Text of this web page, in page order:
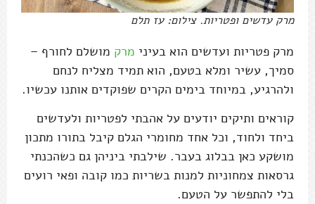
מרק עדשים ופטריות. צילום: עז תלם
מרק פטריות ועדשים הוא בעיני מרק מושלם לחורף –
סמיך, עשיר ומלא בטעם, הוא תמיד מצליח לנחם
ולהרגיע, במיוחד בימים הקרים שפוקדים אותנו עכשיו.
קוראים ותיקים יודעים על אהבתי לפטריות ולעדשים
ביחד ולחוד, וכל אחד מחומרי הגלם קיבל בתורו מתכון
מושקע כאן בבלוג בעבר. שילבתי ביניהן גם כשהכנתי
גרסאות צמחוניות למנות בשריות כמו קובה ופאי רועים
בלי להתפשר על הטעם.